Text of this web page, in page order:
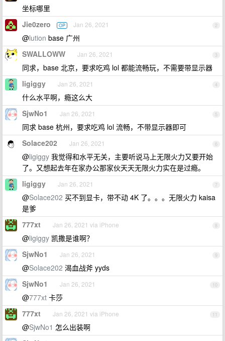
坐标哪里
2
Jie0zero OP Jan 26, 2021
@lution base 广州
3
SWALLOWW Jan 26, 2021
同求，base 北京，要求吃鸡 lol 都能流畅玩，不需要带显示器
4
ligiggy Jan 26, 2021
什么水平啊，瘾这么大
5
SjwNo1 Jan 26, 2021
同求 base 杭州，要求吃鸡 lol 流畅，不带显示器即可
6
Solace202 Jan 26, 2021
@ligiggy 我觉得和水平无关，主要听说马上无限火力又要开始
了。又想起去年在家办公那家伙天天无限火力实在是过瘾。
7
ligiggy Jan 26, 2021
@Solace202 买不到显卡，带不动 4K 了。。。无限火力 kaisa
是爹
8
777xt Jan 26, 2021 via iPhone
@ligiggy 凯撒是谁啊？
9
SjwNo1 Jan 26, 2021
@Solace202 渴血战斧 yyds
10
SjwNo1 Jan 26, 2021
@777xt 卡莎
11
777xt Jan 26, 2021 via iPhone
@SjwNo1 怎么出装啊